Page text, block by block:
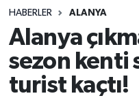
HABERLER ALANYA
Alanya
sezon kenti
turist kaçtı!
Siyaset
Spor
Turizm
Süper Lig Puan
Tüm Manşetler
Son Dakika